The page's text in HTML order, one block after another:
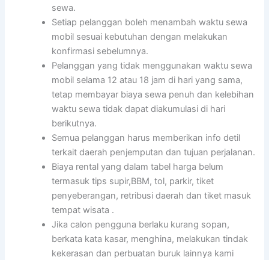
sewa.
Setiap pelanggan boleh menambah waktu sewa
mobil sesuai kebutuhan dengan melakukan
konfirmasi sebelumnya.
Pelanggan yang tidak menggunakan waktu sewa
mobil selama 12 atau 18 jam di hari yang sama,
tetap membayar biaya sewa penuh dan kelebihan
waktu sewa tidak dapat diakumulasi di hari
berikutnya.
Semua pelanggan harus memberikan info detil
terkait daerah penjemputan dan tujuan perjalanan.
Biaya rental yang dalam tabel harga belum
termasuk tips supir,BBM, tol, parkir, tiket
penyeberangan, retribusi daerah dan tiket masuk
tempat wisata .
Jika calon pengguna berlaku kurang sopan,
berkata kata kasar, menghina, melakukan tindak
kekerasan dan perbuatan buruk lainnya kami